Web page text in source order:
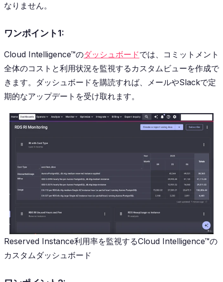
なりません。
ワンポイント1:
Cloud Intelligence™のダッシュボードでは、コミットメント
全体のコストと利用状況を監視するカスタムビューを作成で
きます。ダッシュボードを購読すれば、メールやSlackで定
期的なアップデートを受け取れます。
Reserved Instance利用率を監視するCloud Intelligence™の
カスタムダッシュボード